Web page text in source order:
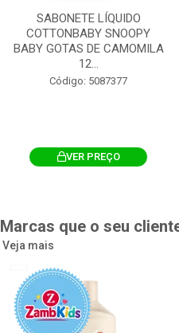
SABONETE LÍQUIDO
COTTONBABY SNOOPY
BABY GOTAS DE CAMOMILA
12...
Código: 5087377
VER PREÇO
Marcas que o seu
Veja mais